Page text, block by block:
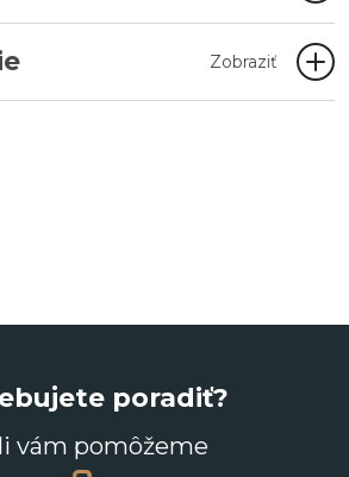
Zobraziť
poradiť?
vám pomôžeme